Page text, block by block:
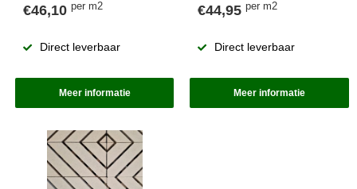
€46,10 per m2
Direct leverbaar
Meer informatie
€44,95per m2
Direct leverbaar
Meer informatie